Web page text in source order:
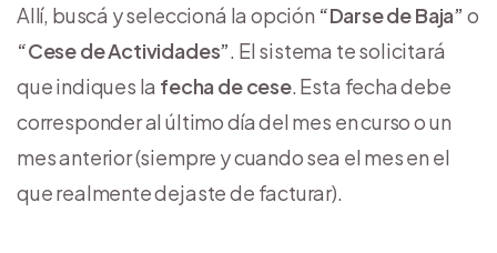
Allí, buscá y seleccioná la opción “Darse de Baja” o
“Cese de Actividades”. El sistema te solicitará
que indiques la fecha de cese. Esta fecha debe
corresponder al último día del mes en curso o un
mes anterior (siempre y cuando sea el mes en el
que realmente dejaste de facturar).